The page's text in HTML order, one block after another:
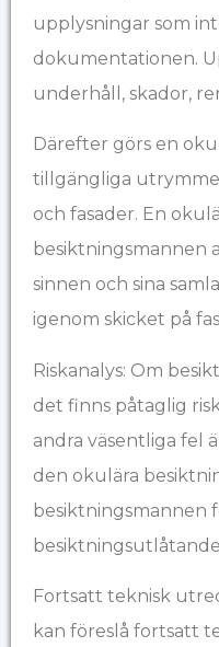
upplysningar som
dokumentationen.
underhåll, skador,
Därefter görs en
tillgängliga
och fasader. En
besiktningsmannen
sinnen och sina
igenom skicket på
Riskanalys: Om
det finns påtaglig
andra väsentliga fel
den okulära
besiktningsmannen
Fortsatt teknisk
kan föreslå fortsatt